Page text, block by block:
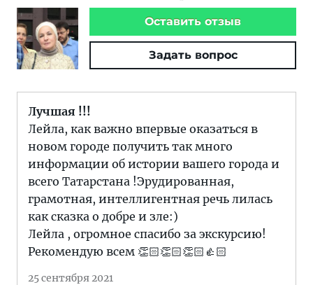
Оставить отзыв
Задать вопрос
Лучшая !!!
Лейла, как важно впервые оказаться в
новом городе получить так много
информации об истории вашего города и
всего Татарстана !Эрудированная,
грамотная, интеллигентная речь лилась
как сказка о добре и зле:)
Лейла , огромное спасибо за экскурсию!
Рекомендую всем 👏🏻👏🏻👏🏻👍🏻
25 сентября 2021